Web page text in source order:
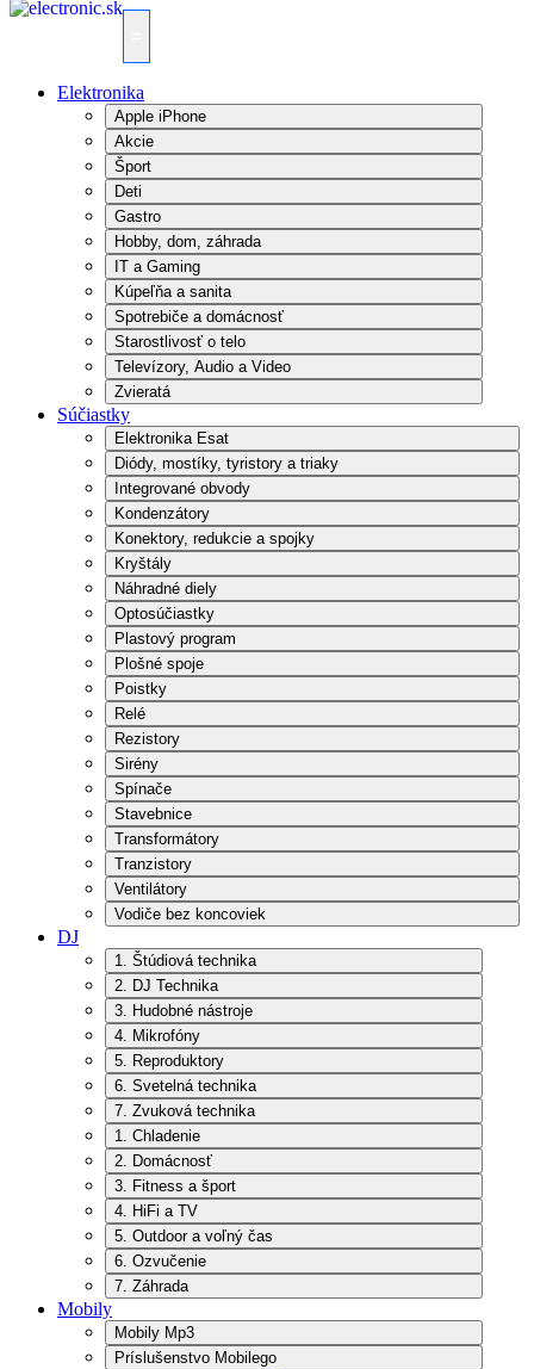
Elektronika
Apple iPhone
Akcie
Šport
Deti
Gastro
Hobby, dom, záhrada
IT a Gaming
Kúpeľňa a sanita
Spotrebiče a domácnosť
Starostlivosť o telo
Televízory, Audio a Video
Zvieratá
Súčiastky
Elektronika Esat
Diódy, mostíky, tyristory a triaky
Integrované obvody
Kondenzátory
Konektory, redukcie a spojky
Kryštály
Náhradné diely
Optosúčiastky
Plastový program
Plošné spoje
Poistky
Relé
Rezistory
Sirény
Spínače
Stavebnice
Transformátory
Tranzistory
Ventilátory
Vodiče bez koncoviek
DJ
1. Štúdiová technika
2. DJ Technika
3. Hudobné nástroje
4. Mikrofóny
5. Reproduktory
6. Svetelná technika
7. Zvuková technika
1. Chladenie
2. Domácnosť
3. Fitness a šport
4. HiFi a TV
5. Outdoor a voľný čas
6. Ozvučenie
7. Záhrada
Mobily
Mobily Mp3
Príslušenstvo Mobilego